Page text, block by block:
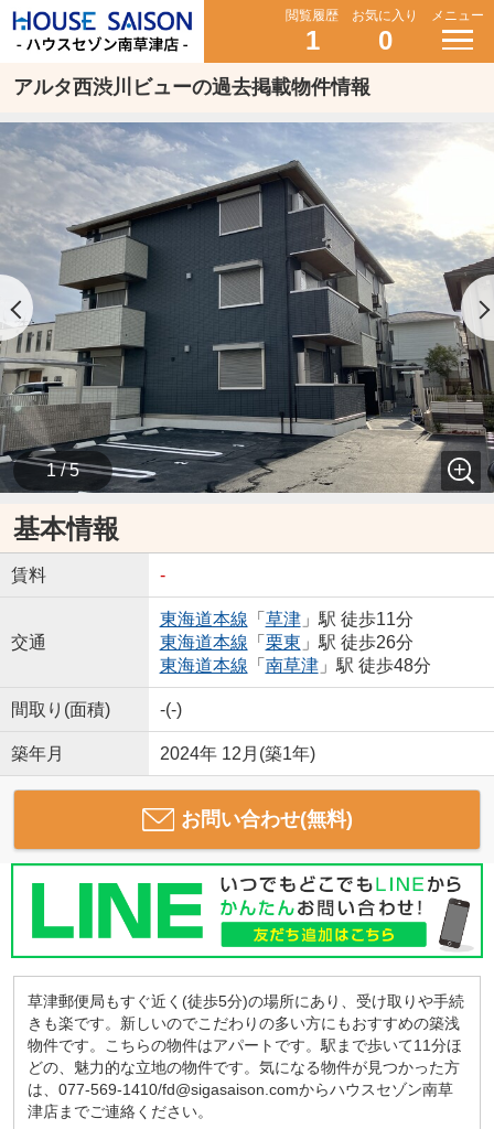
閲覧履歴
1
お気に入り
0
メニュー
アルタ西渋川ビューの過去掲載物件情報
1 / 5
基本情報
賃料 -
交通
東海道本線 「 草津」駅 徒歩11分
東海道本線 「 栗東 」駅 徒歩26分
東海道本線 「 南草津」駅 徒歩48分
間取り(面積) -(-)
築年月 2024年 12月(築1年)
お問い合わせ(無料)
草津郵便局もすぐ近く(徒歩5分)の場所にあり、受け取りや手続
きも楽です。新しいのでこだわりの多い方にもおすすめの築浅
物件です。こちらの物件はアパートです。駅まで歩いて11分ほ
どの、魅力的な立地の物件です。気になる物件が見つかった方
は、077-569-1410/fd@sigasaison.comからハウスセゾン南草
津店までご連絡ください。